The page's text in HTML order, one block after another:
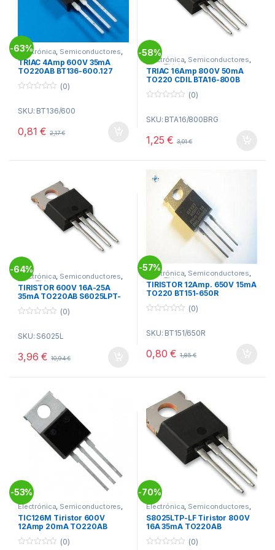
-63%
Electrónica Semiconductores
Triac Tiristores
TRIAC 4Amp 600V 35mA
TO220AB BT136-600.127
u
f
(0)
SKU: BT136/600
0,81€ 2,17€
-58%
Electrónica, Semiconductores,
Triac Tiristores
TRIAC 16Amp 800V 50mA
TO220 CDIL BTA16-800B
u
(0)
SKU: BTA16/800BRG
1,25€ 3,01€
-64%
Electrónica, Semiconductores,
Triac Tiristores
TIRISTOR 600V 16A-25A
35mA TO220AB S6025LPT-
LF
u
f
(0)
SKU: S6025L
3,96€ 10,94€
-57%
Electrónica, Semiconductores,
Triac Tiristores
TIRISTOR 12Amp. 650V 15mA
TO220 BT151-650R
u
f
(0)
SKU: BT151/650R
0,80€ 1,85€
-53%
Electrónica, Semiconductores,
Triac Tiristores
TIC126M Tiristor 600V
12Amp 20mA TO220AB
(0)
-70%
Electrónica, Semiconductores,
Triac Tiristores
S8025LTP-LF Tiristor 800V
16A 35mA TO220AB
(0)